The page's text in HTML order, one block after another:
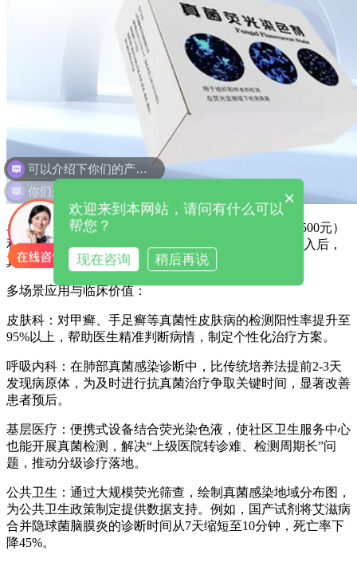
单次检测成本低至20-50元，较PCR检测（单次约200-500元）
和真菌培养（约100-200元）显著降低。某县级医院引入后，
真菌PCR检测量减少40%，年检测成本降低25万元。
多场景应用与临床价值：
皮肤科：对甲癣、手足癣等真菌性皮肤病的检测阳性率提升至
95%以上，帮助医生精准判断病情，制定个性化治疗方案。
呼吸内科：在肺部真菌感染诊断中，比传统培养法提前2-3天
发现病原体，为及时进行抗真菌治疗争取关键时间，显著改善
患者预后。
基层医疗：便携式设备结合荧光染色液，使社区卫生服务中心
也能开展真菌检测，解决“上级医院转诊难、检测周期长”问
题，推动分级诊疗落地。
公共卫生：通过大规模荧光筛查，绘制真菌感染地域分布图，
为公共卫生政策制定提供数据支持。例如，国产试剂将艾滋病
合并隐球菌脑膜炎的诊断时间从7天缩短至10分钟，死亡率下
降45%。
你们是怎么收费的呢
×
欢迎来到本网站，请问有什么可以
帮您？
现在咨询 稍后再说